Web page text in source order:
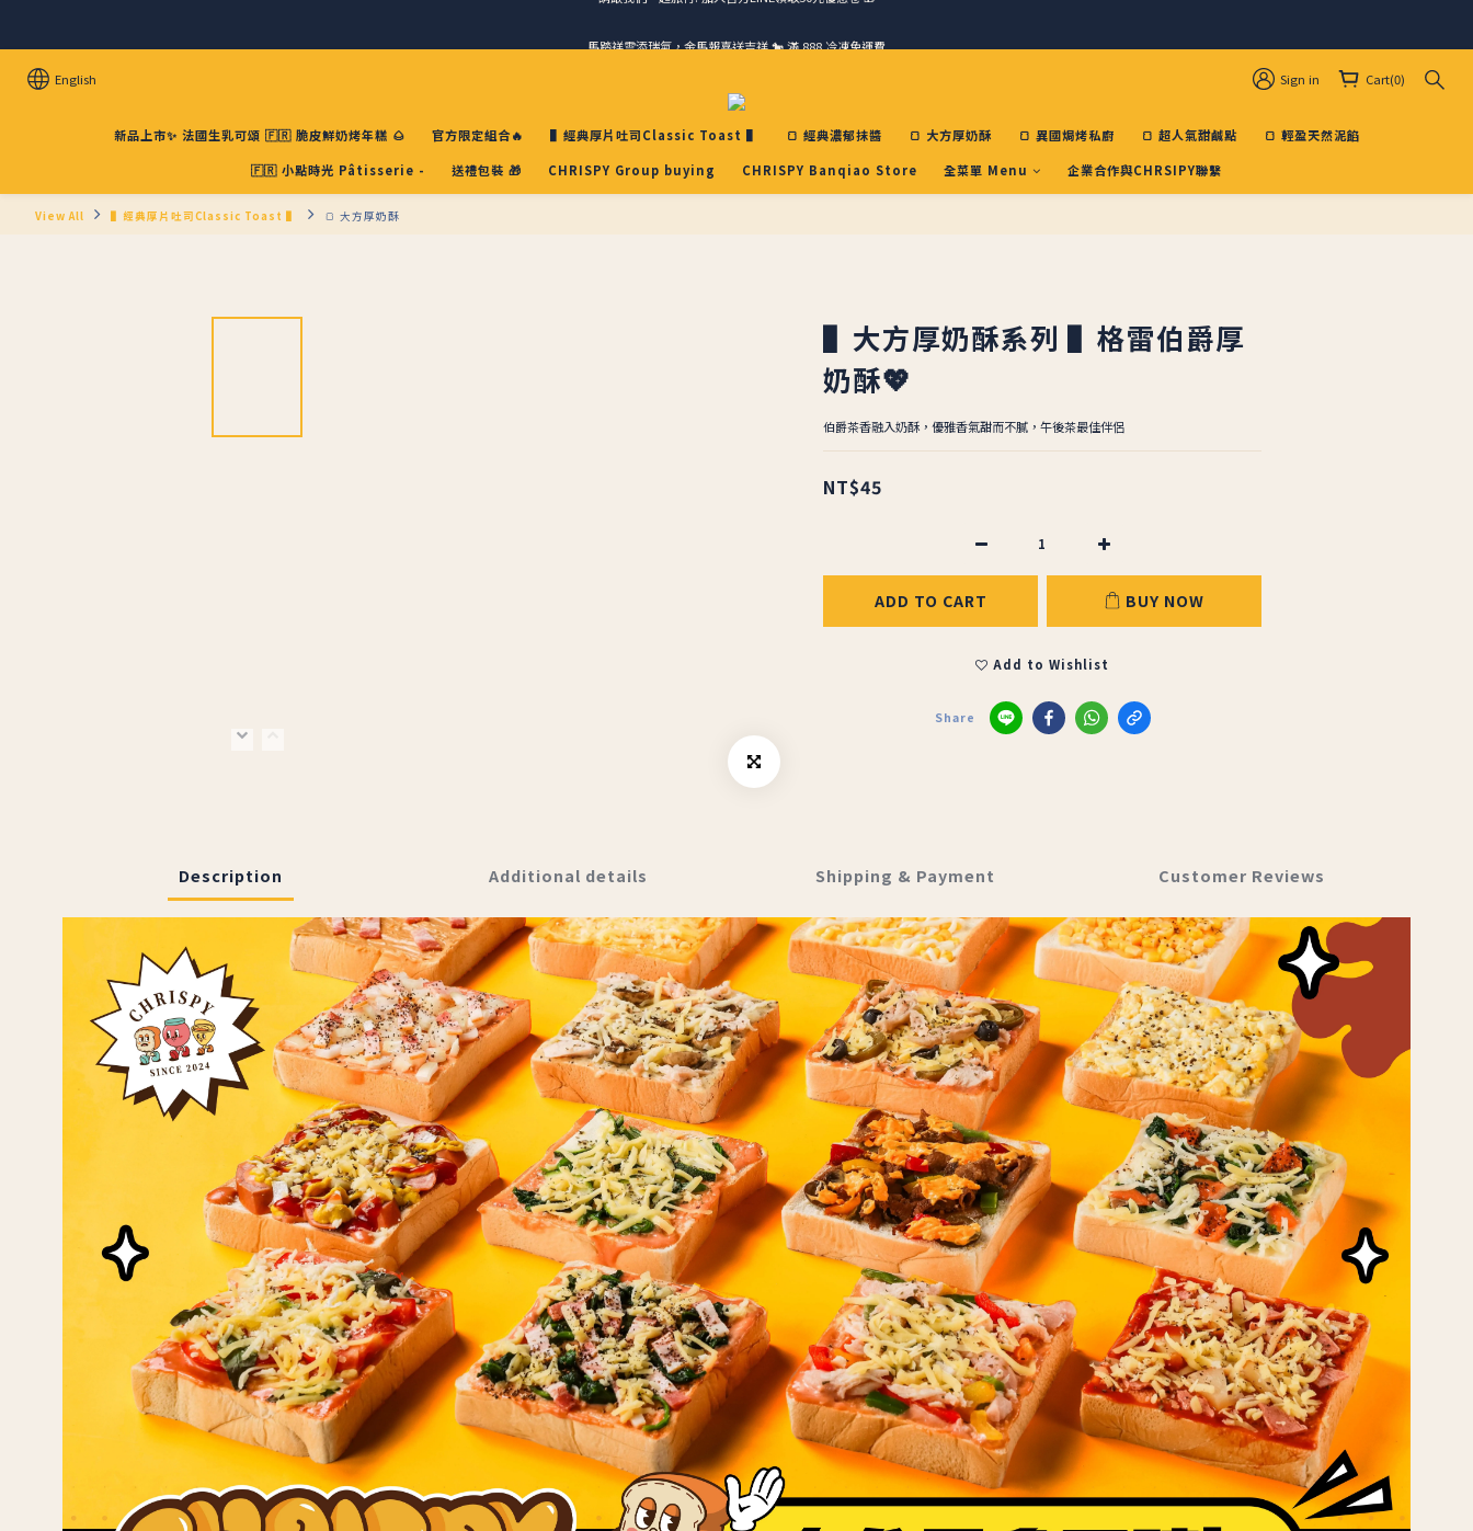
English Sign in Cart(0)
新品上市✨ 法國生乳可頌 🇫🇷 脆皮鮮奶烤年糕 🌰 官方限定組合🔥 ▌經典厚片吐司Classic Toast ▌ 🍞 經典濃郁抹醬 🍞 大方厚奶酥 🍞 異國焗烤私廚 🍞 超人氣甜鹹點
🍞 輕盈天然泥餡
🇫🇷 小點時光 Pâtisserie -
送禮包裝 🎁 CHRISPY Group buying CHRISPY Banqiao Store 全菜單 Menu 企業合作與CHRSIPY聯繫
View All ▌經典厚片吐司Classic Toast ▌ 🍞 大方厚奶酥
▌大方厚奶酥系列 ▌格雷伯爵厚
奶酥💖
伯爵茶香融入奶酥，優雅香氣甜而不膩，午後茶最佳伴侶
NT$45
ADD TO CART BUY NOW
Add to Wishlist
Share
Description Additional details Shipping & Payment Customer Reviews